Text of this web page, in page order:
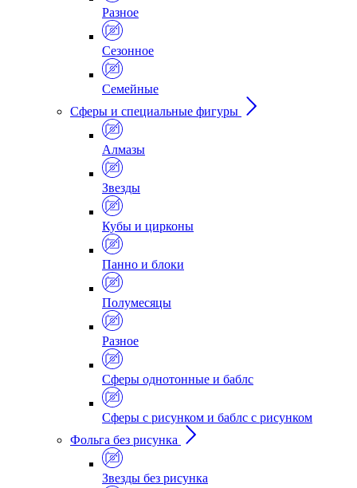
Разное
Сезонное
Семейные
Сферы и специальные фигуры
Алмазы
Звезды
Кубы и цирконы
Панно и блоки
Полумесяцы
Разное
Сферы однотонные и баблс
Сферы с рисунком и баблс с рисунком
Фольга без рисунка
Звезды без рисунка